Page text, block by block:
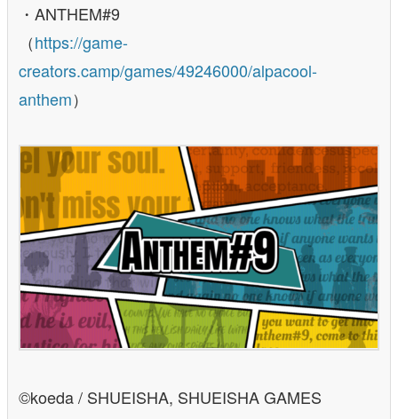
・ANTHEM#9
（https://game-
creators.camp/games/49246000/alpacool-
anthem）
©koeda / SHUEISHA, SHUEISHA GAMES